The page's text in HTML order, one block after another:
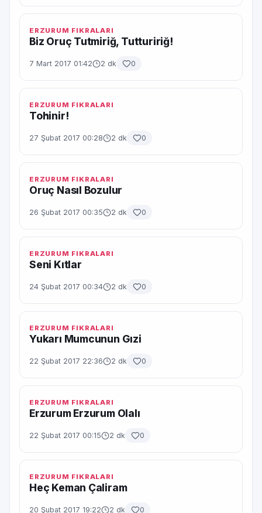
ERZURUM FIKRALARI
Biz Oruç Tutmiriğ, Tuttuririğ!
7 Mart 2017 01:42 2 dk 0
ERZURUM FIKRALARI
Tohinir!
27 Şubat 2017 00:28 2 dk 0
ERZURUM FIKRALARI
Oruç Nasıl Bozulur
26 Şubat 2017 00:35 2 dk 0
ERZURUM FIKRALARI
Seni Kıtlar
24 Şubat 2017 00:34 2 dk 0
ERZURUM FIKRALARI
Yukarı Mumcunun Gızi
22 Şubat 2017 22:36 2 dk 0
ERZURUM FIKRALARI
Erzurum Erzurum Olalı
22 Şubat 2017 00:15 2 dk 0
ERZURUM FIKRALARI
Heç Keman Çaliram
20 Şubat 2017 19:22 2 dk 0